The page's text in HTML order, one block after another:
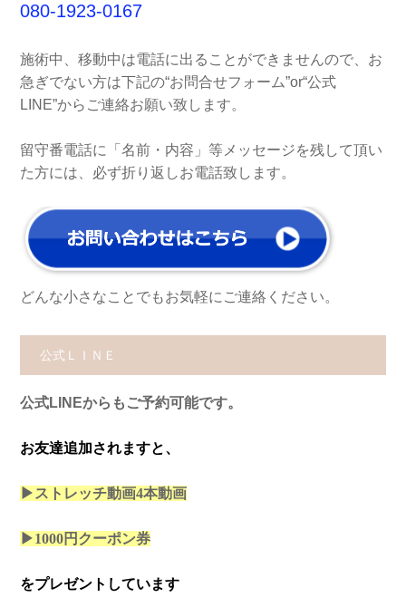
080-1923-0167
施術中、移動中は電話に出ることができませんので、お
急ぎでない方は下記の“お問合せフォーム”or“公式
LINE”からご連絡お願い致します。
留守番電話に「名前・内容」等メッセージを残して頂い
た方には、必ず折り返しお電話致します。
どんな小さなことでもお気軽にご連絡ください。
公式ＬＩＮＥ
公式LINEからもご予約可能です。
お友達追加されますと、
▶ストレッチ動画4本動画
▶1000円クーポン券
をプレゼントしています